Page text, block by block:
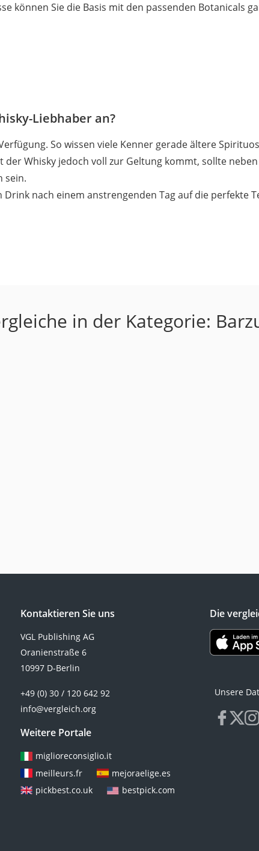
können Sie die Basis mit den passenden Botanicals
Liebhaber an?
So wissen viele Kenner gerade ältere
Whisky jedoch voll zur Geltung kommt, sollte
sein.
Drink nach einem anstrengenden Tag auf die perfekte
in der Kategorie:
Kontaktieren Sie uns
VGL Publishing AG
Oranienstraße 6
10997 D-Berlin
+49 (0) 30 / 120 642 92
info@vergleich.org
Weitere Portale
miglioreconsiglio.it
meilleurs.fr
mejoraelige.es
pickbest.co.uk
bestpick.com
Die
Unsere
facebook
x